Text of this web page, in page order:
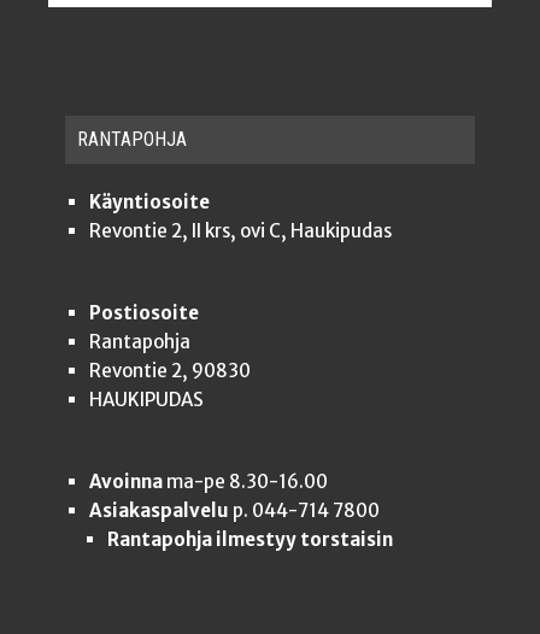
RAN­TA­POH­JA
Käyntiosoite
Revontie 2, II krs, ovi C, Haukipudas
Postiosoite
Rantapohja
Revontie 2, 90830
HAUKIPUDAS
Avoinnama-pe 8.30-16.00
Asiakaspalvelu p. 044-714 7800
Rantapohja ilmestyy torstaisin